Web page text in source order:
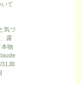
て
気づ
露
物
31JB